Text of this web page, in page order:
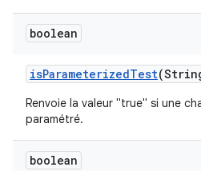
boolean
isParameterizedTest
Renvoie la valeur "true" si une
paramétré.
boolean